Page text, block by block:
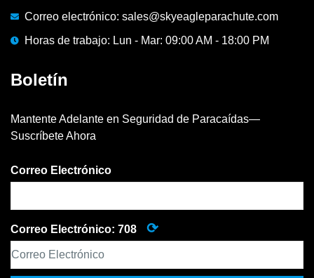
Correo electrónico: sales@skyeagleparachute.com
Horas de trabajo: Lun - Mar: 09:00 AM - 18:00 PM
Boletín
Mantente Adelante en Seguridad de Paracaídas—
Suscríbete Ahora
Correo Electrónico
Correo Electrónico: 708 ⟳